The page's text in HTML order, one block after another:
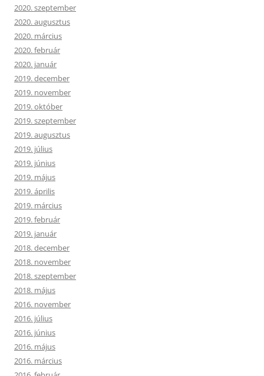
2020. szeptember
2020. augusztus
2020. március
2020. február
2020. január
2019. december
2019. november
2019. október
2019. szeptember
2019. augusztus
2019. július
2019. június
2019. május
2019. április
2019. március
2019. február
2019. január
2018. december
2018. november
2018. szeptember
2018. május
2016. november
2016. július
2016. június
2016. május
2016. március